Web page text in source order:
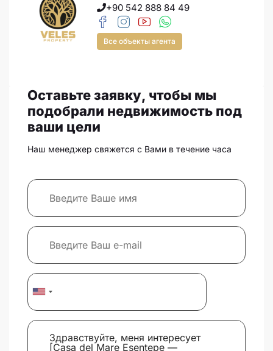
+90 542 888 84 49
Все объекты агента
Оставьте заявку, чтобы мы
подобрали недвижимость под
ваши цели
Наш менеджер свяжется с Вами в течение часа